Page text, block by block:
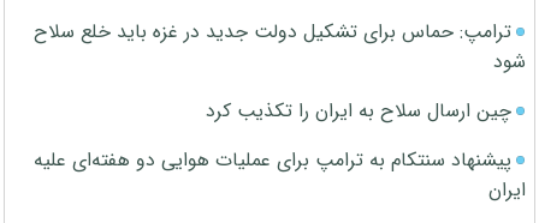
ترامپ: حماس برای تشکیل دولت جدید در غزه باید خلع سلاح
شود
چین ارسال سلاح به ایران را تکذیب کرد
پیشنهاد سنتکام به ترامپ برای عملیات هوایی دو هفته‌ای علیه
ایران